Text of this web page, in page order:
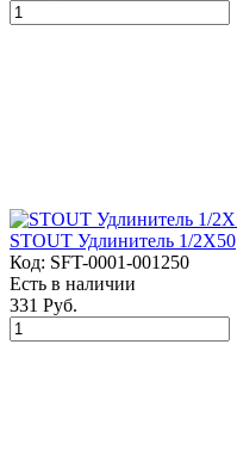
STOUT Удлинитель 1/2X50
Код: SFT-0001-001250
Есть в наличии
331 Руб.